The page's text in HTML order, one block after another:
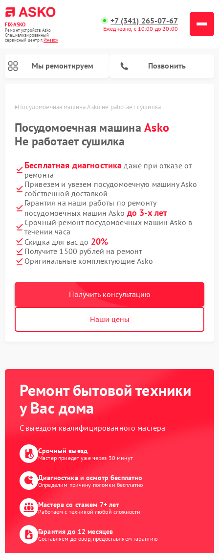
FIX-ASKO
Ремонт устройств Asko
Специализированный
cервисный центр г.Ижевск
+7 (341) 265-07-67
Ежедневно, с 10:00 до 20:00
Мы ремонтируем Позвонить
Посудомоечная машина Asko не работает сушилка
Посудомоечная машинаAsko
Не работает сушилка
Бесплатная диагностика даже при отказе от
ремонта
Привезем и увезем посудомоечную машину Asko
собственной доставкой
Гарантия на наши работы по ремонту
посудомоечных машин Asko до 3-х лет
Срочный ремонт посудомоечных машин Asko в
течении часа
Скидка для вас до 20%
Получите 1500 рублей на ремонт
Оригинальные комплектующие Asko
Получить консультацию
Наши цены
Ремонт бытовой техники
у Вас дома
С выездом квалифицированного мастера
Срочный выезд
Мастер приедет уже через 30 минут
Диагностика и осмотр бесплатно
Определим причину поломки бесплатно
Мастера со стажем 7+ лет
Работаем с техникой любой сложности
Гарантия до 12 месяцев
Составляем договор, предоставляем гарантию